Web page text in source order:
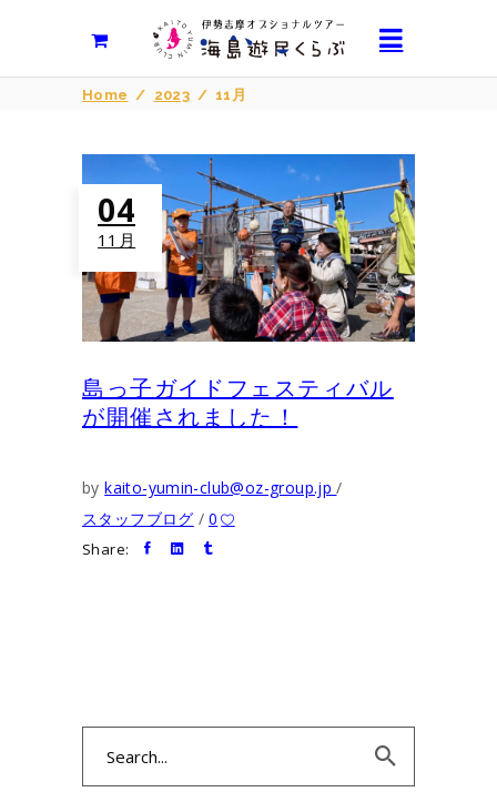
Home / 2023 / 11月
04
11月
島っ子ガイドフェスティバル
が開催されました！
bykaito-yumin-club@oz-group.jp
スタッフブログ
0
Share: